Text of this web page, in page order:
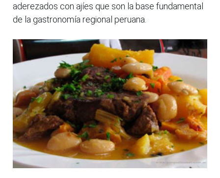
aderezados con ajíes que son la base fundamental
de la gastronomía regional peruana.